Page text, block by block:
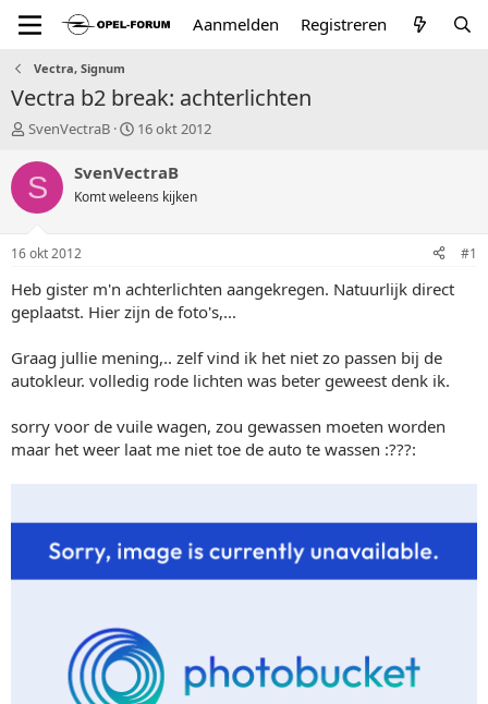
Aanmelden Registreren
Vectra, Signum
Vectra b2 break: achterlichten
T
p
i
a
r
e
SvenVectraB
S
a
t
u
m
16 okt 2012
S SvenVectraB
Komt weleens kijken
16 okt 2012 #1
Heb gister m'n achterlichten aangekregen. Natuurlijk direct
geplaatst. Hier zijn de foto's,...
Graag jullie mening,.. zelf vind ik het niet zo passen bij de
autokleur. volledig rode lichten was beter geweest denk ik.
sorry voor de vuile wagen, zou gewassen moeten worden
maar het weer laat me niet toe de auto te wassen :???: